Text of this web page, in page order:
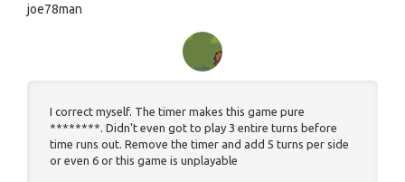
joe78man
I correct myself. The timer makes this game pure
********. Didn't even got to play 3 entire turns before
time runs out. Remove the timer and add 5 turns per side
or even 6 or this game is unplayable